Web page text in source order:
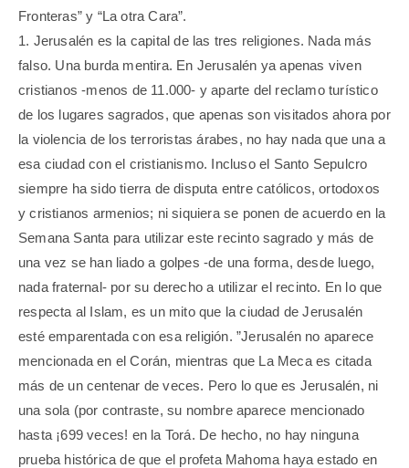
Fronteras” y “La otra Cara”.
1. Jerusalén es la capital de las tres religiones. Nada más
falso. Una burda mentira. En Jerusalén ya apenas viven
cristianos -menos de 11.000- y aparte del reclamo turístico
de los lugares sagrados, que apenas son visitados ahora por
la violencia de los terroristas árabes, no hay nada que una a
esa ciudad con el cristianismo. Incluso el Santo Sepulcro
siempre ha sido tierra de disputa entre católicos, ortodoxos
y cristianos armenios; ni siquiera se ponen de acuerdo en la
Semana Santa para utilizar este recinto sagrado y más de
una vez se han liado a golpes -de una forma, desde luego,
nada fraternal- por su derecho a utilizar el recinto. En lo que
respecta al Islam, es un mito que la ciudad de Jerusalén
esté emparentada con esa religión. ”Jerusalén no aparece
mencionada en el Corán, mientras que La Meca es citada
más de un centenar de veces. Pero lo que es Jerusalén, ni
una sola (por contraste, su nombre aparece mencionado
hasta ¡699 veces! en la Torá. De hecho, no hay ninguna
prueba histórica de que el profeta Mahoma haya estado en